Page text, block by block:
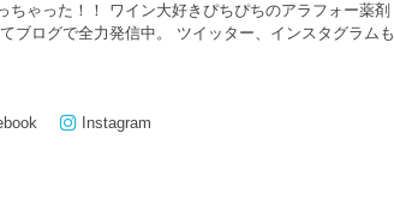
ゃった！！ ワイン大好きぴちぴちのアラフォー薬剤
ブログで全力発信中。 ツイッター、インスタグラムも
Instagram